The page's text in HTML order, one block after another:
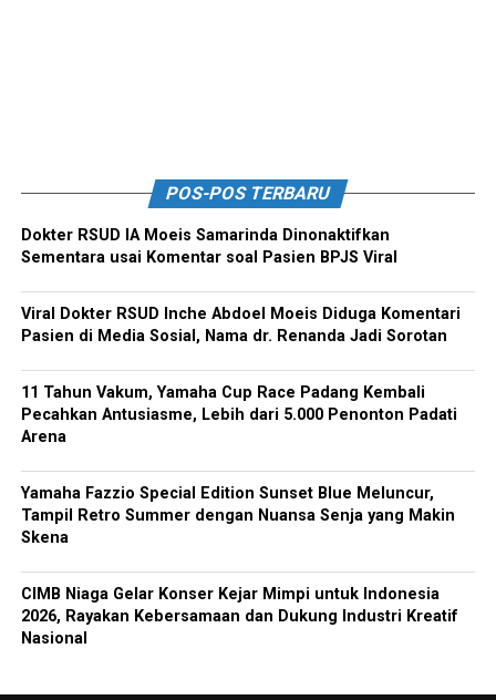
POS-POS TERBARU
Dokter RSUD IA Moeis Samarinda Dinonaktifkan
Sementara usai Komentar soal Pasien BPJS Viral
Viral Dokter RSUD Inche Abdoel Moeis Diduga Komentari
Pasien di Media Sosial, Nama dr. Renanda Jadi Sorotan
11 Tahun Vakum, Yamaha Cup Race Padang Kembali
Pecahkan Antusiasme, Lebih dari 5.000 Penonton Padati
Arena
Yamaha Fazzio Special Edition Sunset Blue Meluncur,
Tampil Retro Summer dengan Nuansa Senja yang Makin
Skena
CIMB Niaga Gelar Konser Kejar Mimpi untuk Indonesia
2026, Rayakan Kebersamaan dan Dukung Industri Kreatif
Nasional